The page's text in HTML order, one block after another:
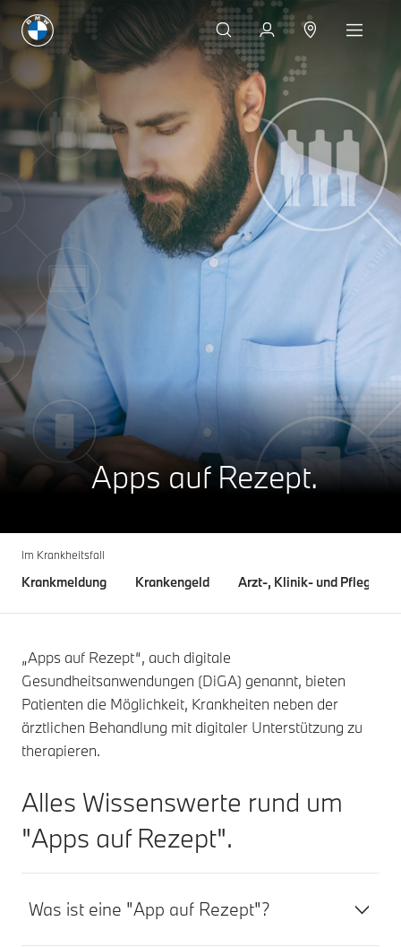
Apps auf Rezept.
Im Krankheitsfall
Krankmeldung Krankengeld Arzt-, Klinik- und
„Apps auf Rezept“, auch digitale
Gesundheitsanwendungen (DiGA) genannt, bieten
Patienten die Möglichkeit, Krankheiten neben der
ärztlichen Behandlung mit digitaler Unterstützung zu
therapieren.
Alles Wissenswerte rund um
"Apps auf Rezept".
Was ist eine "App auf Rezept"?